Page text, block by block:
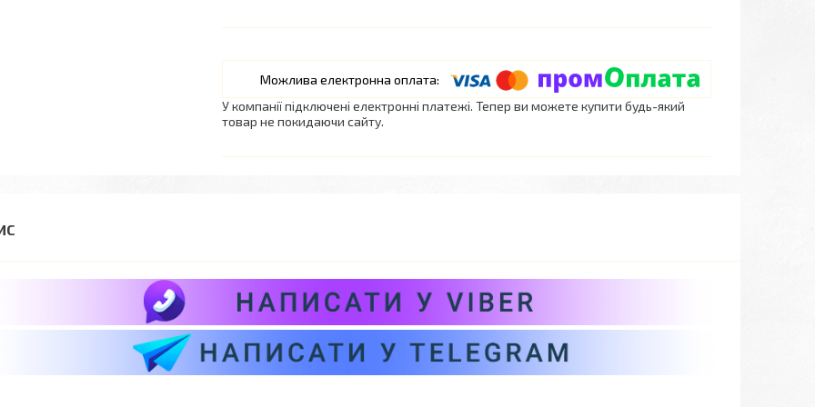
У компанії підключені електронні платежі. Тепер ви можете купити будь-який
товар не покидаючи сайту.